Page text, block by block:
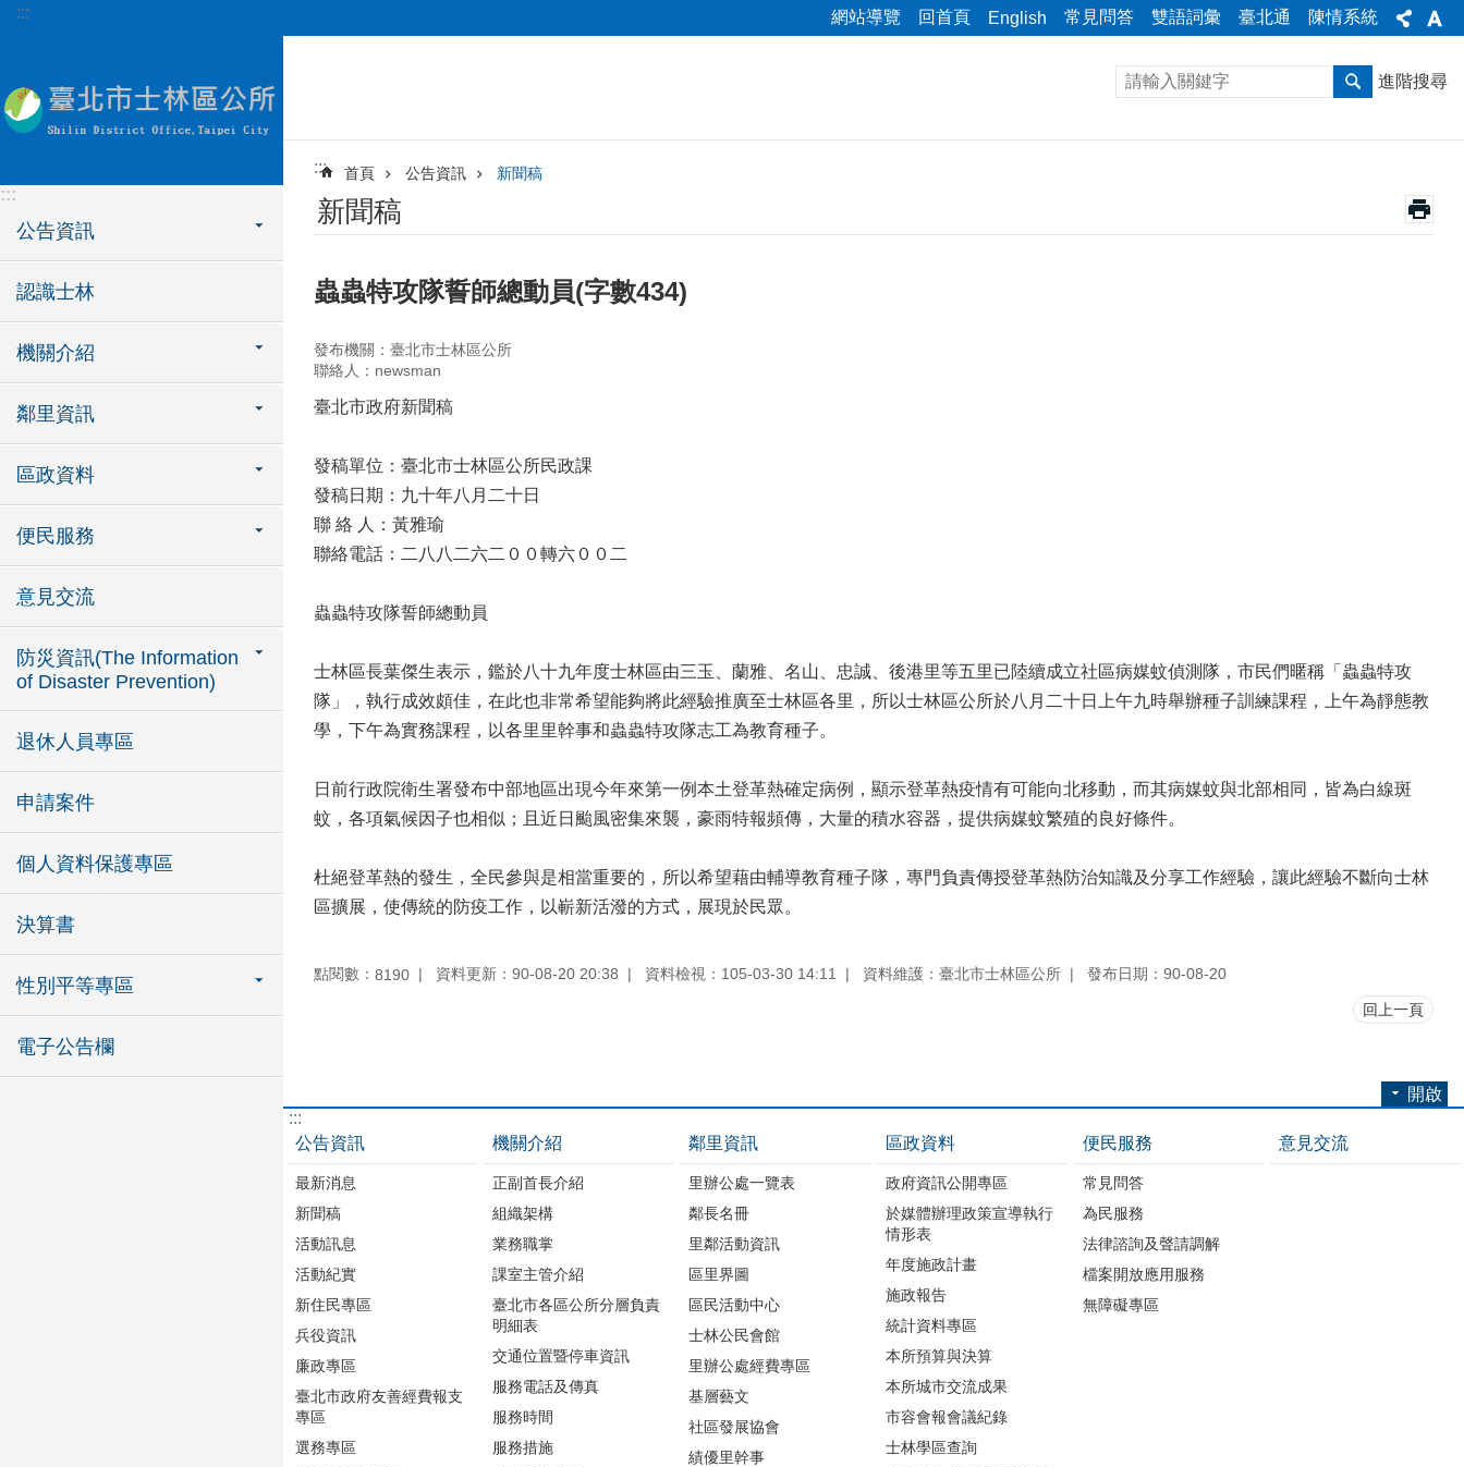
跳到主要內容區塊
::: 網站導覽 回首頁 English 常見問答 雙語詞彙 臺北通 陳情系統
:::
公告資訊
認識士林
機關介紹
鄰里資訊
區政資料
便民服務
意見交流
防災資訊(The Information
of Disaster Prevention)
退休人員專區
申請案件
個人資料保護專區
決算書
性別平等專區
電子公告欄
進階搜尋
::: 首頁 公告資訊 新聞稿
新聞稿
蟲蟲特攻隊誓師總動員(字數434)
發布機關：臺北市士林區公所
聯絡人：newsman
臺北市政府新聞稿
發稿單位：臺北市士林區公所民政課
發稿日期：九十年八月二十日
聯 絡 人：黃雅瑜
聯絡電話：二八八二六二００轉六００二
蟲蟲特攻隊誓師總動員
士林區長葉傑生表示，鑑於八十九年度士林區由三玉、蘭雅、名山、忠誠、後港里等五里已陸續成立社區病媒蚊偵測隊，市民們暱稱「蟲蟲特攻
隊」，執行成效頗佳，在此也非常希望能夠將此經驗推廣至士林區各里，所以士林區公所於八月二十日上午九時舉辦種子訓練課程，上午為靜態教
學，下午為實務課程，以各里里幹事和蟲蟲特攻隊志工為教育種子。
日前行政院衛生署發布中部地區出現今年來第一例本土登革熱確定病例，顯示登革熱疫情有可能向北移動，而其病媒蚊與北部相同，皆為白線斑
蚊，各項氣候因子也相似；且近日颱風密集來襲，豪雨特報頻傳，大量的積水容器，提供病媒蚊繁殖的良好條件。
杜絕登革熱的發生，全民參與是相當重要的，所以希望藉由輔導教育種子隊，專門負責傳授登革熱防治知識及分享工作經驗，讓此經驗不斷向士林
區擴展，使傳統的防疫工作，以嶄新活潑的方式，展現於民眾。
點閱數： 8190 資料更新：90-08-20 20:38 資料檢視：105-03-30 14:11 資料維護：臺北市士林區公所 發布日期：90-08-20
回上一頁
開啟
:::
公告資訊
最新消息
新聞稿
活動訊息
活動紀實
新住民專區
兵役資訊
廉政專區
臺北市政府友善經費報支
專區
選務專區
機關介紹
正副首長介紹
組織架構
業務職掌
課室主管介紹
臺北市各區公所分層負責
明細表
交通位置暨停車資訊
服務電話及傳真
服務時間
服務措施
鄰里資訊
里辦公處一覽表
鄰長名冊
里鄰活動資訊
區里界圖
區民活動中心
士林公民會館
里辦公處經費專區
基層藝文
社區發展協會
績優里幹事
區政資料
政府資訊公開專區
於媒體辦理政策宣導執行
情形表
年度施政計畫
施政報告
統計資料專區
本所預算與決算
本所城市交流成果
市容會報會議紀錄
士林學區查詢
便民服務
常見問答
為民服務
法律諮詢及聲請調解
檔案開放應用服務
無障礙專區
意見交流